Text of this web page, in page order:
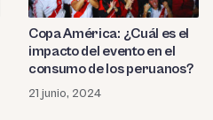
Copa América: ¿Cuál es el
impacto del evento en el
consumo de los peruanos?
21 junio, 2024